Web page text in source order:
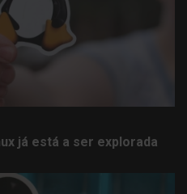
já está a ser explorada